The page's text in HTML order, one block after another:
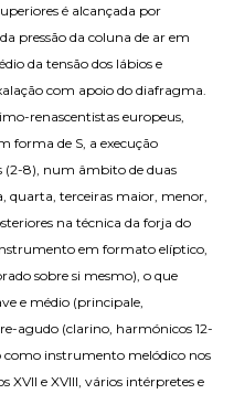
é alcançada por
pressão da coluna de ar em
da tensão dos lábios e
com apoio do diafragma.
renascentistas europeus,
forma de S, a execução
(2-8), num âmbito de duas
quarta, terceiras maior, menor,
na técnica da forja do
em formato elíptico,
sobre si mesmo), o que
e médio (principale,
agudo (clarino, harmónicos 12-
instrumento melódico nos
XVII e XVIII, vários intérpretes e